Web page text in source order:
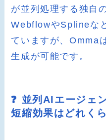
が並列処理する独自
WebflowやSplineな
ていますが、Omma
生成が可能です。
❓ 並列AIエージェ
短縮効果はどれく